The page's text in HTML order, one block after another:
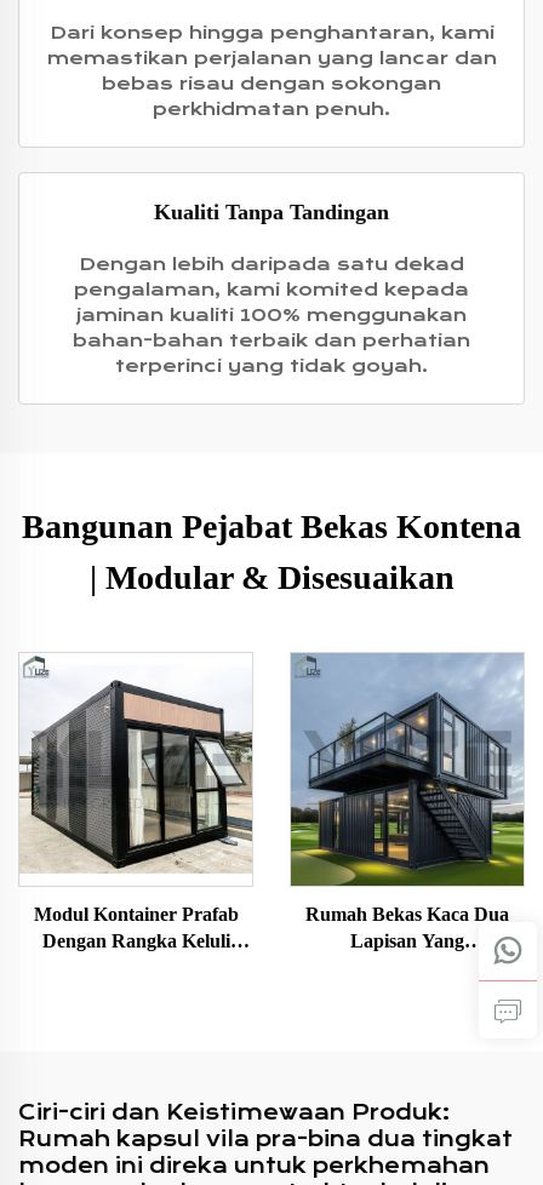
Dari konsep hingga penghantaran, kami
memastikan perjalanan yang lancar dan
bebas risau dengan sokongan
perkhidmatan penuh.
Kualiti Tanpa Tandingan
Dengan lebih daripada satu dekad
pengalaman, kami komited kepada
jaminan kualiti 100% menggunakan
bahan-bahan terbaik dan perhatian
terperinci yang tidak goyah.
Bangunan Pejabat Bekas Kontena
| Modular & Disesuaikan
Modul Kontainer Prafab
Dengan Rangka Keluli
Rumah Bekas Kaca Dua
Lapisan Yang
Diperibadikan untuk
Ciri-ciri dan Keistimewaan Produk:
Rumah kapsul vila pra-bina dua tingkat
moden ini direka untuk perkhemahan